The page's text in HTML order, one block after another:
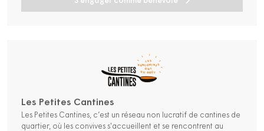
Les Petites Cantines
Les Petites Cantines, c’est un réseau non lucratif de cantines de
quartier, où les convives s'accueillent et se rencontrent au